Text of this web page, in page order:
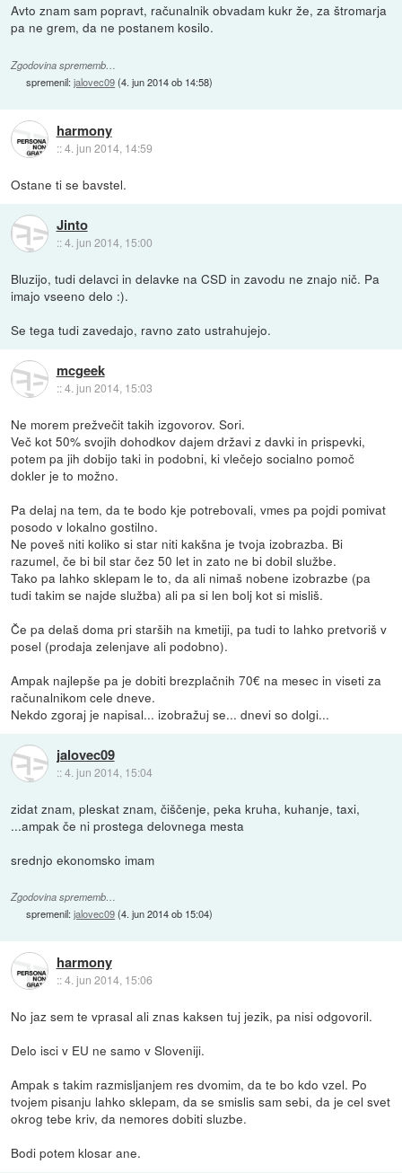
Avto znam sam popravt, računalnik obvadam kukr že, za štromarja
pa ne grem, da ne postanem kosilo.
Zgodovina sprememb…
spremenil:jalovec09(4. jun 2014 ob 14:58)
harmony
::4. jun 2014, 14:59
Ostane ti se bavstel.
Jinto
::4. jun 2014, 15:00
Bluzijo, tudi delavci in delavke na CSD in zavodu ne znajo nič. Pa
imajo vseeno delo :).
Se tega tudi zavedajo, ravno zato ustrahujejo.
mcgeek
::4. jun 2014, 15:03
Ne morem prežvečit takih izgovorov. Sori.
Več kot 50% svojih dohodkov dajem državi z davki in prispevki,
potem pa jih dobijo taki in podobni, ki vlečejo socialno pomoč
dokler je to možno.
Pa delaj na tem, da te bodo kje potrebovali, vmes pa pojdi pomivat
posodo v lokalno gostilno.
Ne poveš niti koliko si star niti kakšna je tvoja izobrazba. Bi
razumel, če bi bil star čez 50 let in zato ne bi dobil službe.
Tako pa lahko sklepam le to, da ali nimaš nobene izobrazbe (pa
tudi takim se najde služba) ali pa si len bolj kot si misliš.
Če pa delaš doma pri starših na kmetiji, pa tudi to lahko pretvoriš v
posel (prodaja zelenjave ali podobno).
Ampak najlepše pa je dobiti brezplačnih 70€ na mesec in viseti za
računalnikom cele dneve.
Nekdo zgoraj je napisal... izobražuj se... dnevi so dolgi...
jalovec09
::4. jun 2014, 15:04
zidat znam, pleskat znam, čiščenje, peka kruha, kuhanje, taxi,
...ampak če ni prostega delovnega mesta
srednjo ekonomsko imam
Zgodovina sprememb…
spremenil:jalovec09(4. jun 2014 ob 15:04)
harmony
::4. jun 2014, 15:06
No jaz sem te vprasal ali znas kaksen tuj jezik, pa nisi odgovoril.
Delo isci v EU ne samo v Sloveniji.
Ampak s takim razmisljanjem res dvomim, da te bo kdo vzel. Po
tvojem pisanju lahko sklepam, da se smislis sam sebi, da je cel svet
okrog tebe kriv, da nemores dobiti sluzbe.
Bodi potem klosar ane.